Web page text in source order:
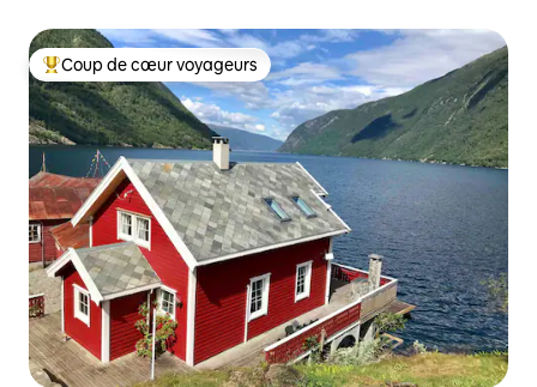
Coup de cœur voyageurs parmi les plus aimés
Coup de cœur voyageurs